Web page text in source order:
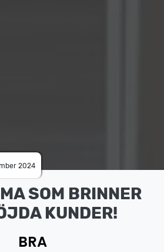
2024
SOM BRINNER
KUNDER!
BRA